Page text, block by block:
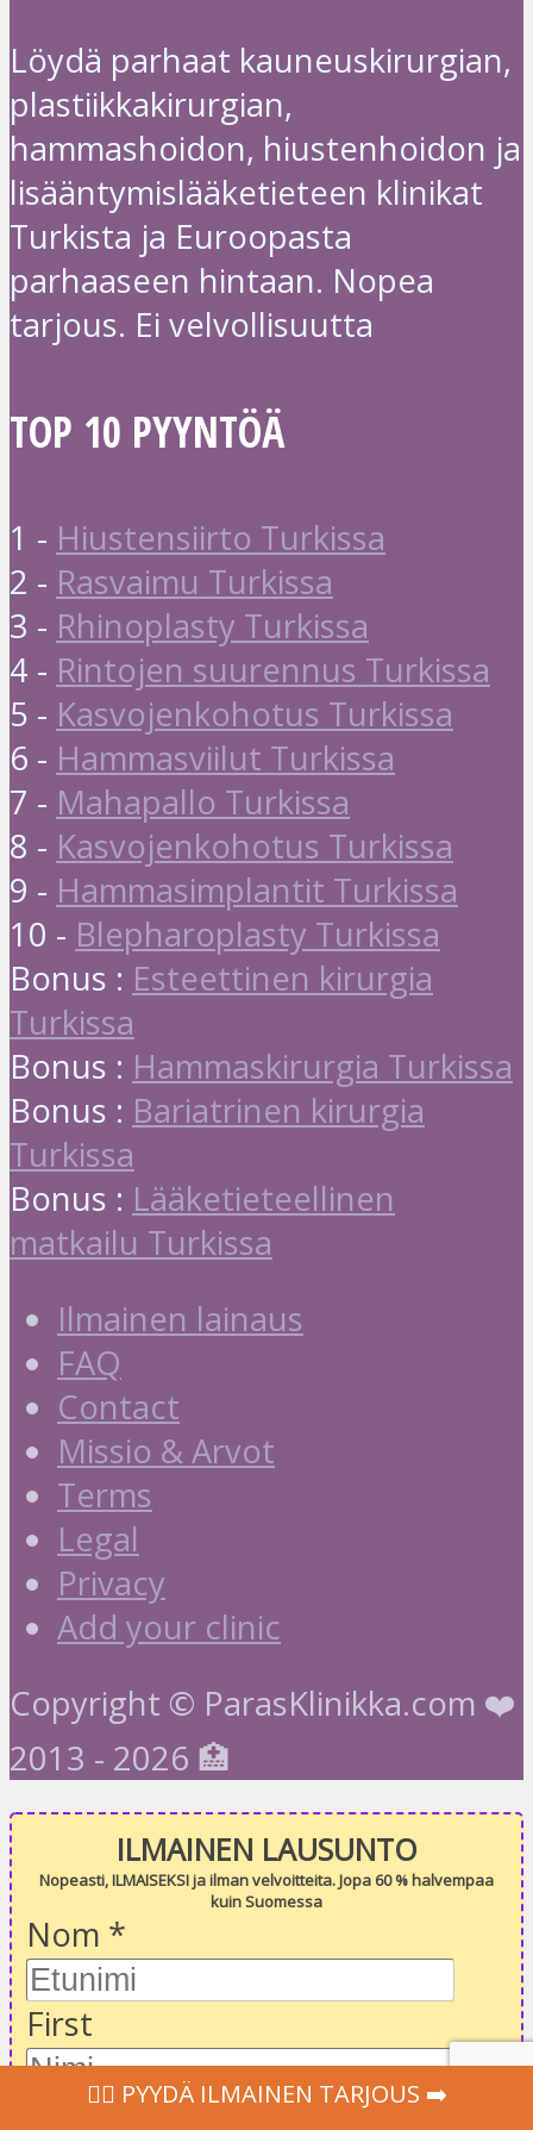
Löydä parhaat kauneuskirurgian,
plastiikkakirurgian,
hammashoidon, hiustenhoidon ja
lisääntymislääketieteen klinikat
Turkista ja Euroopasta
parhaaseen hintaan. Nopea
tarjous. Ei velvollisuutta
TOP 10 PYYNTÖÄ
1 - Hiustensiirto Turkissa
2 - Rasvaimu Turkissa
3 - Rhinoplasty Turkissa
4 - Rintojen suurennus Turkissa
5 - Kasvojenkohotus Turkissa
6 - Hammasviilut Turkissa
7 - Mahapallo Turkissa
8 - Kasvojenkohotus Turkissa
9 - Hammasimplantit Turkissa
10 - Blepharoplasty Turkissa
Bonus : Esteettinen kirurgia
Turkissa
Bonus : Hammaskirurgia Turkissa
Bonus : Bariatrinen kirurgia
Turkissa
Bonus : Lääketieteellinen
matkailu Turkissa
Ilmainen lainaus
FAQ
Contact
Missio & Arvot
Terms
Legal
Privacy
Add your clinic
Copyright © ParasKlinikka.com ❤️
2013 - 2026 🏥
ILMAINEN LAUSUNTO
Nopeasti, ILMAISEKSI ja ilman velvoitteita. Jopa 60 % halvempaa
kuin Suomessa
Nom *
First
Last‍👩‍⚕ PYYDÄ ILMAINEN TARJOUS ➡️